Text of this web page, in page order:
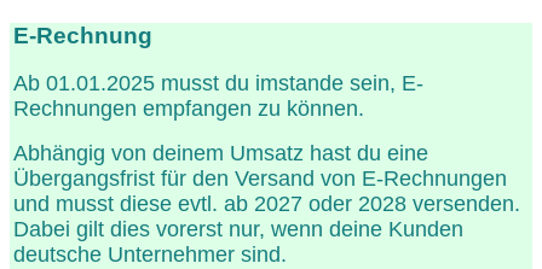
E-Rechnung
Ab 01.01.2025 musst du imstande sein, E-
Rechnungen empfangen zu können.
Abhängig von deinem Umsatz hast du eine
Übergangsfrist für den Versand von E-Rechnungen
und musst diese evtl. ab 2027 oder 2028 versenden.
Dabei gilt dies vorerst nur, wenn deine Kunden
deutsche Unternehmer sind.